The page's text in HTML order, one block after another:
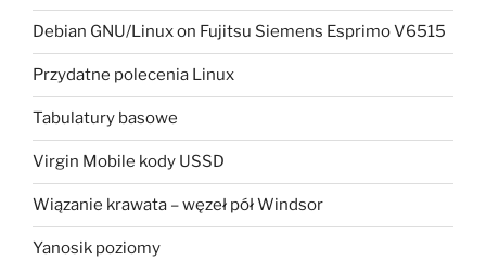
Debian GNU/Linux on Fujitsu Siemens Esprimo V6515
Przydatne polecenia Linux
Tabulatury basowe
Virgin Mobile kody USSD
Wiązanie krawata – węzeł pół Windsor
Yanosik poziomy